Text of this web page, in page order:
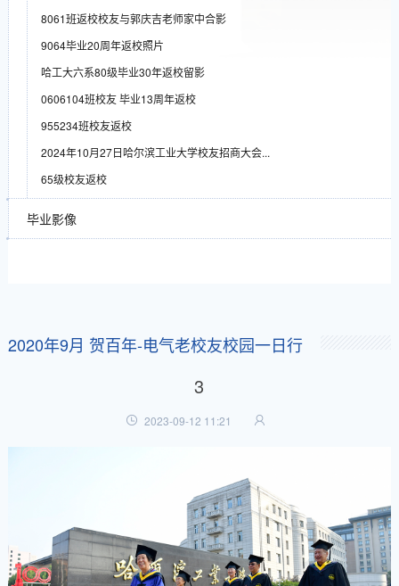
8061班返校校友与郭庆吉老师家中合影
9064毕业20周年返校照片
哈工大六系80级毕业30年返校留影
0606104班校友 毕业13周年返校
955234班校友返校
2024年10月27日哈尔滨工业大学校友招商大会...
65级校友返校
毕业影像
2020年9月 贺百年-电气老校友校园一日行
3
2023-09-12 11:21